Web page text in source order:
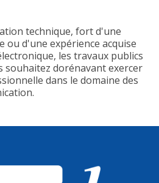
technique, fort d'une
ou d'une expérience acquise
les travaux publics
souhaitez dorénavant exercer
dans le domaine des